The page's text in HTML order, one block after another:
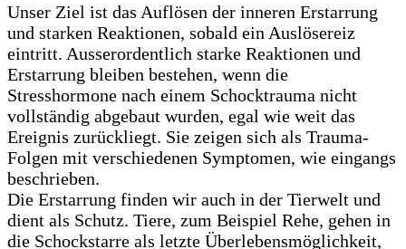
Unser Ziel ist das Auflösen der inneren Erstarrung
und starken Reaktionen, sobald ein Auslösereiz
eintritt. Ausserordentlich starke Reaktionen und
Erstarrung bleiben bestehen, wenn die
Stresshormone nach einem Schocktrauma nicht
vollständig abgebaut wurden, egal wie weit das
Ereignis zurückliegt. Sie zeigen sich als Trauma-
Folgen mit verschiedenen Symptomen, wie eingangs
beschrieben.
Die Erstarrung finden wir auch in der Tierwelt und
dient als Schutz. Tiere, zum Beispiel Rehe, gehen in
die Schockstarre als letzte Überlebensmöglichkeit,